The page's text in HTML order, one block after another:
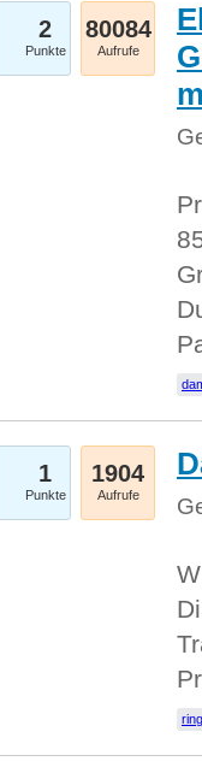
2
Punkte
80084
Aufrufe
1
Punkte
1904
Aufrufe
ring